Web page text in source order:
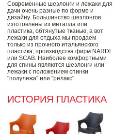
Современные шезлонги и лежаки для
дачи очень разные по форме и
дизайну. Большинство шезлонгов
изготовлены из металла или
пластика, обтянутые тканью, а вот
лежаки для отдыха мы продаем
только из прочного итальянского
пластика, производства фирм NARDI
или SCAB. Наиболее комфортными
для спины являются шезлонги или
лежаки с положением спинки
"полулежа" или "релакс".
ИСТОРИЯ ПЛАСТИКА